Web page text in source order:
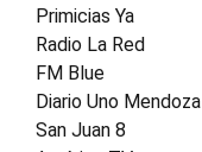
Primicias Ya
Radio La Red
FM Blue
Diario Uno Mendoza
San Juan 8